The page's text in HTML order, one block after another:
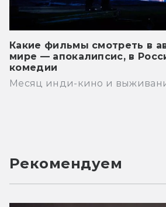
Какие фильмы смотреть в
мире — апокалипсис, в
комедии
Месяц инди-кино и
Рекомендуем